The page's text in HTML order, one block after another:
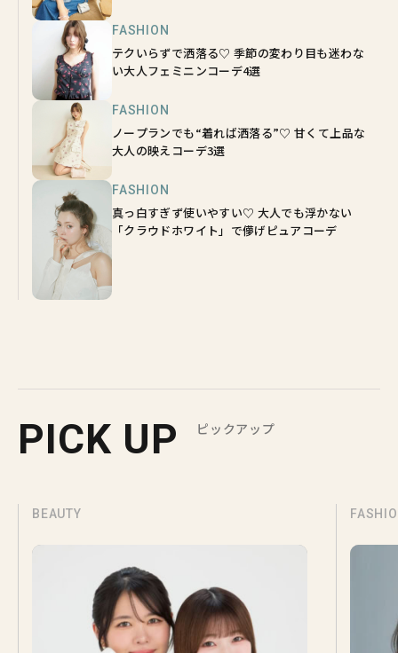
FASHION
テクいらずで洒落る♡ 季節の変わり目も迷わな
い大人フェミニンコーデ4選
FASHION
ノープランでも“着れば洒落る”♡ 甘くて上品な
大人の映えコーデ3選
FASHION
真っ白すぎず使いやすい♡ 大人でも浮かない
「クラウドホワイト」で儚げピュアコーデ
PICK UP ピックアップ
BEAUTY